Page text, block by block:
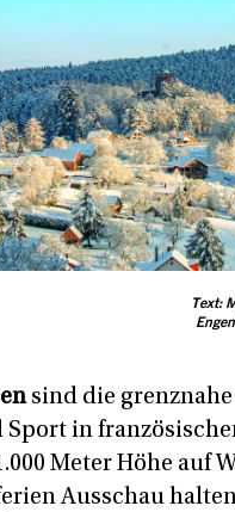
Text:
sind die
Sport in
Meter Höhe auf
Ausschau